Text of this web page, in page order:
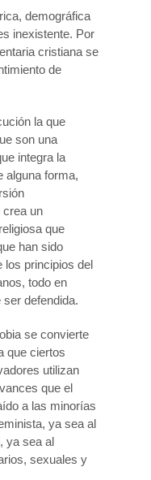
demográfica
inexistente. Por
cristiana se
de
la que
son una
integra la
alguna forma,
crea un
que
han sido
los principios del
todo en
ser defendida.
se convierte
que ciertos
utilizan
que el
a las minorías
ya sea al
ya sea al
sexuales y